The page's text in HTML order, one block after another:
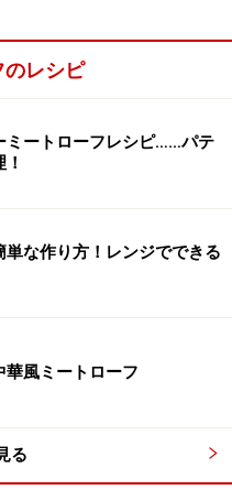
のレシピ
ミートローフレシピ……パテ
単な作り方！レンジでできる
風ミートローフ
る